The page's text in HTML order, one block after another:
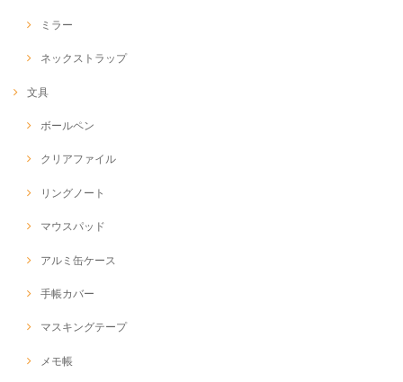
ミラー
ネックストラップ
文具
ボールペン
クリアファイル
リングノート
マウスパッド
アルミ缶ケース
手帳カバー
マスキングテープ
メモ帳